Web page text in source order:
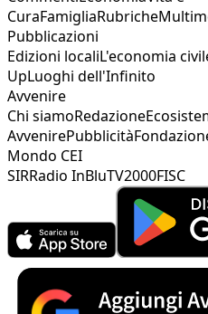
CuraFamigliaRubriche
Pubblicazioni
Edizioni localiL'economia
UpLuoghi dell'Infinito
Avvenire
Chi siamoRedazione
AvvenirePubblicità
Mondo CEI
SIRRadio InBluTV2000FISC